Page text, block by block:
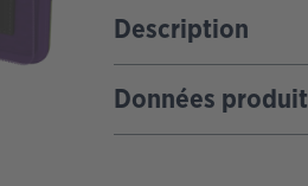
Description
Données produit